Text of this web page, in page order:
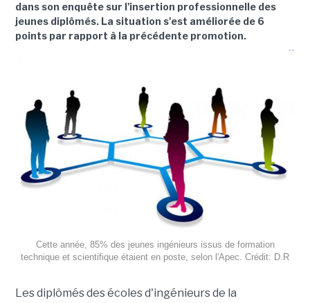
dans son enquête sur l'insertion professionnelle des
jeunes diplômés. La situation s'est améliorée de 6
points par rapport à la précédente promotion.
Cette année, 85% des jeunes ingénieurs issus de formation
technique et scientifique étaient en poste, selon l'Apec. Crédit: D.R
Les diplômés des écoles d'ingénieurs de la